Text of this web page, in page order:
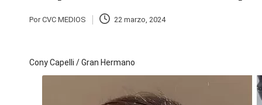
h
Hermano
Exclusivas
PorCVC MEDIOS 22 marzo, 2024
Cony Capelli / Gran Hermano